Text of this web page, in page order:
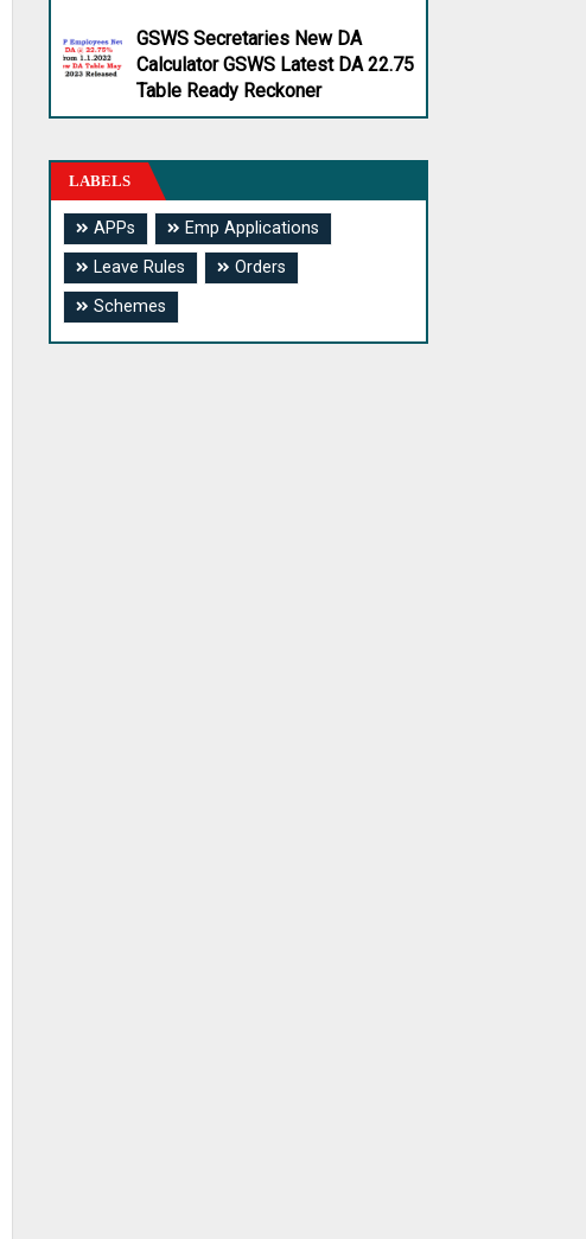
GSWS Secretaries New DA
Calculator GSWS Latest DA 22.75
Table Ready Reckoner
LABELS
APPs
Emp Applications
Leave Rules
Orders
Schemes